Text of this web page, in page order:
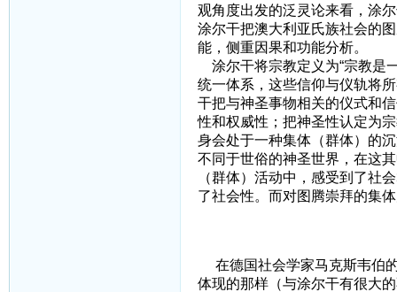
观角度出发的泛灵论来看，涂
涂尔干把澳大利亚氏族社会的
能，侧重因果和功能分析。
涂尔干将宗教定义为“宗教是
统一体系，这些信仰与仪轨将
干把与神圣事物相关的仪式和
性和权威性；把神圣性认定为
身会处于一种集体（群体）的
不同于世俗的神圣世界，在这
（群体）活动中，感受到了社
了社会性。而对图腾崇拜的集
在德国社会学家马克斯韦伯
体现的那样（与涂尔干有很大